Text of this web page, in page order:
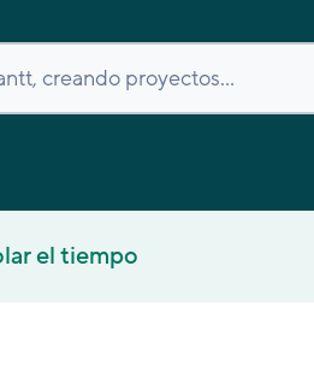
el tiempo